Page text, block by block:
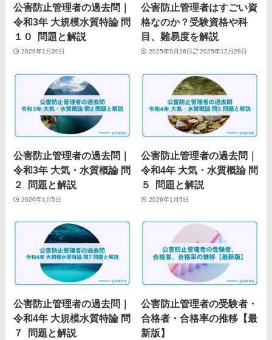
公害防止管理者の過去問｜
令和3年 大規模水質特論 問
１０ 問題と解説
2026年1月20日
公害防止管理者はすごい資
格なのか？受験資格や科
目、難易度を解説
2025年9月26日 2025年12月28日
公害防止管理者の過去問｜
令和3年 大気・水質概論 問
２ 問題と解説
2026年1月5日
公害防止管理者の過去問｜
令和4年 大気・水質概論 問
５ 問題と解説
2026年1月5日
公害防止管理者の過去問｜
令和4年 大規模水質特論 問
７ 問題と解説
公害防止管理者の受験者・
合格者・合格率の推移【最
新版】